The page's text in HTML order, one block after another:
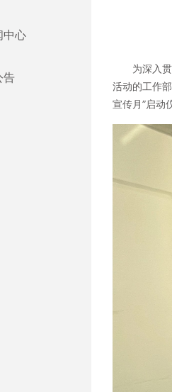
为深入
活动的工作
宣传月”启动
中心
告